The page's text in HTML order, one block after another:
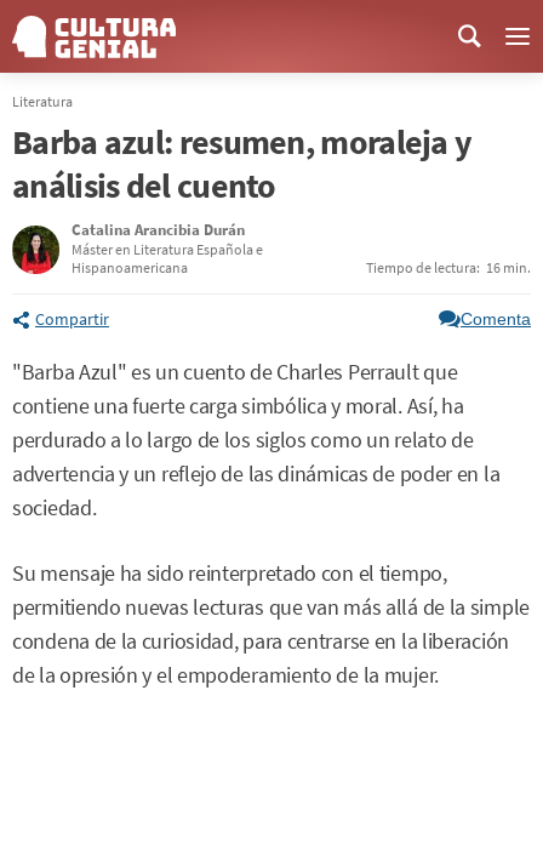
Literatura
Barba azul: resumen, moraleja y
análisis del cuento
Catalina Arancibia Durán
Máster en Literatura Española e
Hispanoamericana
Tiempo de lectura: 16 min.
Compartir Comenta
"Barba Azul" es un cuento de Charles Perrault que
contiene una fuerte carga simbólica y moral. Así, ha
perdurado a lo largo de los siglos como un relato de
advertencia y un reflejo de las dinámicas de poder en la
sociedad.
Su mensaje ha sido reinterpretado con el tiempo,
permitiendo nuevas lecturas que van más allá de la simple
condena de la curiosidad, para centrarse en la liberación
de la opresión y el empoderamiento de la mujer.